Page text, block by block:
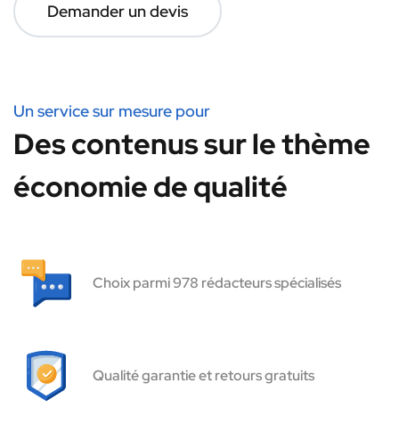
Demander un devis
Un service sur mesure pour
Des contenus sur le thème
économie de qualité
Choix parmi 978 rédacteurs spécialisés
Qualité garantie et retours gratuits